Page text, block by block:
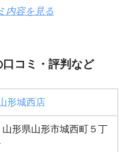
内容を見る
コミ・評判など
形城西店
山形県山形市城西町５丁